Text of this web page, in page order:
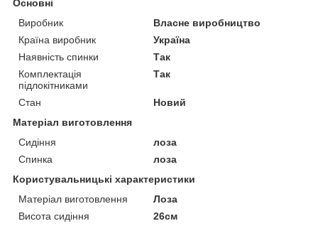
Основні
Виробник
Власне виробництво
Країна виробник
Україна
Наявність спинки
Так
Комплектація
підлокітниками
Так
Стан
Новий
Матеріал виготовлення
Сидіння
лоза
Спинка
лоза
Користувальницькі характеристики
Матеріал виготовлення
Лоза
Висота сидіння
26см